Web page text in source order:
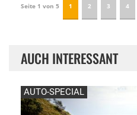
Seite 1 von 5 1 2 3 4
AUCH INTERESSANT
AUTO-SPECIAL